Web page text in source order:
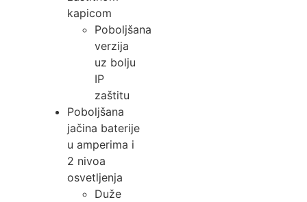
kapicom
Poboljšana
verzija
uz bolju
IP
zaštitu
Poboljšana
jačina baterije
u amperima i
2 nivoa
osvetljenja
Duže